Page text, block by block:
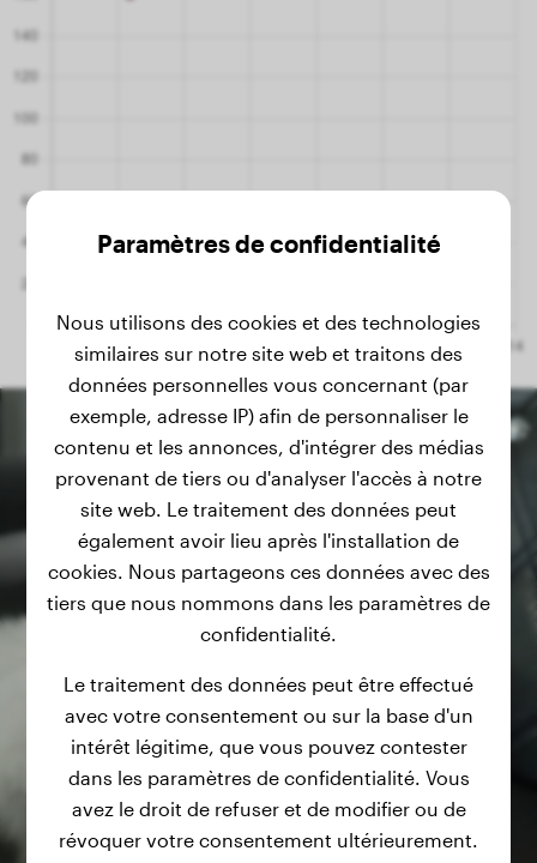
Paramètres de confidentialité
Nous utilisons des cookies et des technologies
similaires sur notre site web et traitons des
données personnelles vous concernant (par
exemple, adresse IP) afin de personnaliser le
contenu et les annonces, d'intégrer des médias
provenant de tiers ou d'analyser l'accès à notre
site web. Le traitement des données peut
également avoir lieu après l'installation de
cookies. Nous partageons ces données avec des
tiers que nous nommons dans les paramètres de
confidentialité.
Le traitement des données peut être effectué
avec votre consentement ou sur la base d'un
intérêt légitime, que vous pouvez contester
dans les paramètres de confidentialité. Vous
avez le droit de refuser et de modifier ou de
révoquer votre consentement ultérieurement.